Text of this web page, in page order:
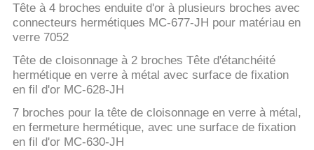
Tête à 4 broches enduite d'or à plusieurs broches avec
connecteurs hermétiques MC-677-JH pour matériau en
verre 7052
Tête de cloisonnage à 2 broches Tête d'étanchéité
hermétique en verre à métal avec surface de fixation
en fil d'or MC-628-JH
7 broches pour la tête de cloisonnage en verre à métal,
en fermeture hermétique, avec une surface de fixation
en fil d'or MC-630-JH